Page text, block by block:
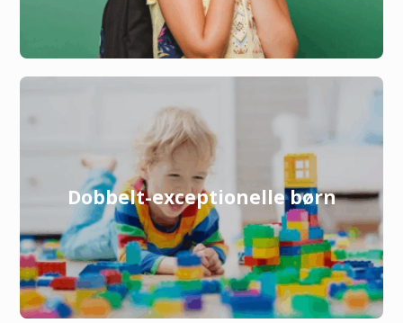
Dobbelt-exceptionelle børn